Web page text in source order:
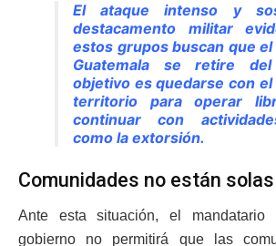
El ataque intenso y
destacamento militar
estos grupos buscan que
Guatemala se retire
objetivo es quedarse con
territorio para operar
continuar con
como la extorsión.
Comunidades no están solas
Ante esta situación, el mandatario
gobierno no permitirá que las